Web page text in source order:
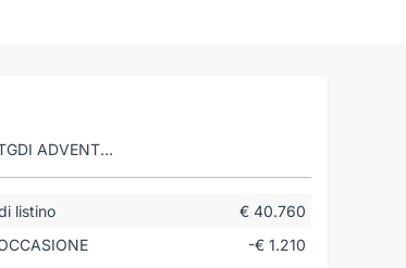
212 2.0 TGDI ADVENTURER 4WD 8AT
listino
€ 40.760
-€ 1.210